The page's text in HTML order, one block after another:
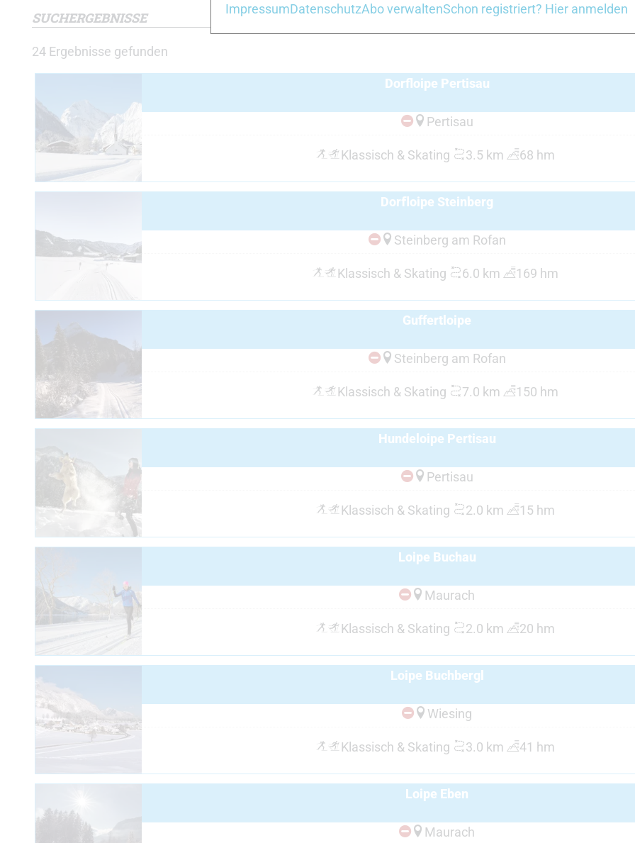
SUCHERGEBNISSE
24 Ergebnisse gefunden
Dorfloipe Pertisau
Pertisau
Klassisch & Skating 3.5 km 68 hm
Dorﬂoipe Steinberg
Steinberg am Rofan
Klassisch & Skating 6.0 km 169 hm
Guffertloipe
Steinberg am Rofan
Klassisch & Skating 7.0 km 150 hm
Hundeloipe Pertisau
Pertisau
Klassisch & Skating 2.0 km 15 hm
Loipe Buchau
Maurach
Klassisch & Skating 2.0 km 20 hm
Loipe Buchbergl
Wiesing
Klassisch & Skating 3.0 km 41 hm
Loipe Eben
Maurach
ImpressumDatenschutzAbo verwaltenSchon registriert? Hier anmelden